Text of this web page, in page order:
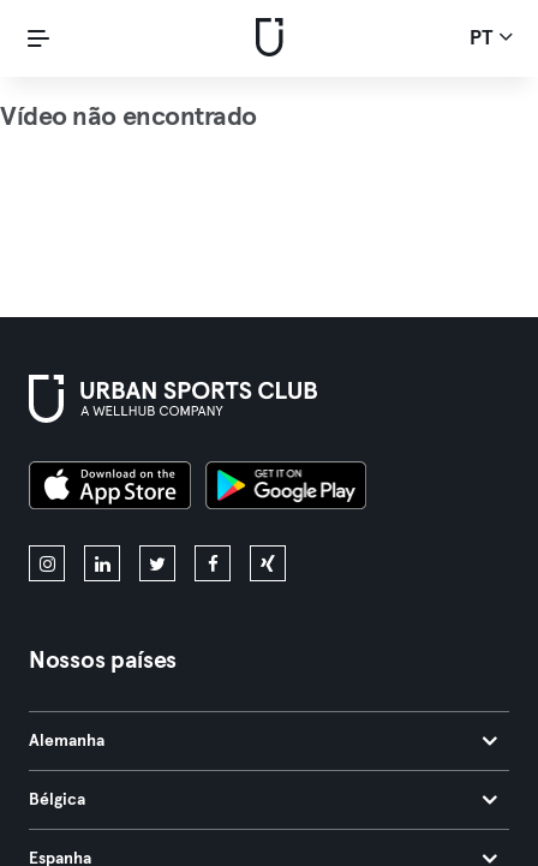
PT
Vídeo não encontrado
Nossos países
Alemanha
Bélgica
Espanha